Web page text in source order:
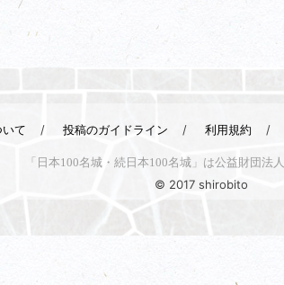
て 投稿のガイドライン 利用規約
「日本100名城・続日本100名城」は公益財団法
© 2017 shirobito